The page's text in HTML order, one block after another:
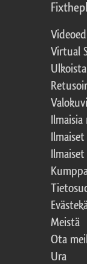
Virtual
Meistä
Ota
Ura